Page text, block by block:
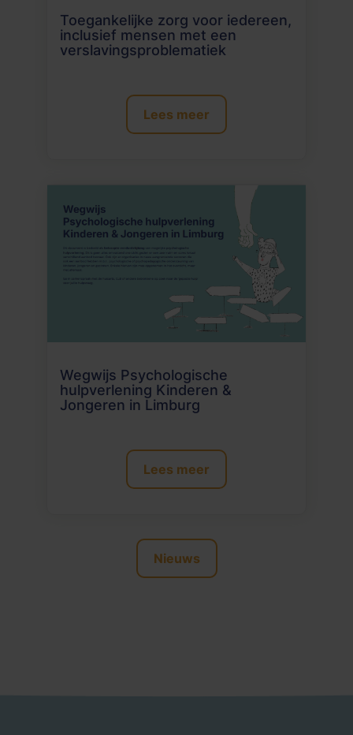
Nieuws
Toegankelijke zorg voor iedereen,
inclusief mensen met een
verslavingsproblematiek
Lees meer
Wegwijs Psychologische
hulpverlening Kinderen &
Jongeren in Limburg
Lees meer